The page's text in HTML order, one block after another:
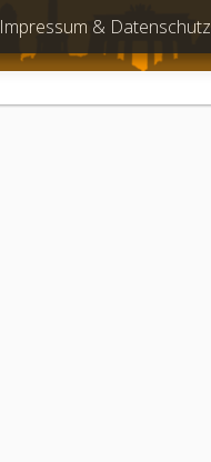
Impressum & Datenschutz